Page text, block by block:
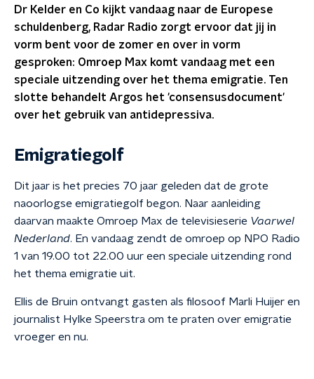
Dr Kelder en Co kijkt vandaag naar de Europese
schuldenberg, Radar Radio zorgt ervoor dat jij in
vorm bent voor de zomer en over in vorm
gesproken: Omroep Max komt vandaag met een
speciale uitzending over het thema emigratie. Ten
slotte behandelt Argos het 'consensusdocument'
over het gebruik van antidepressiva.
Emigratiegolf
Dit jaar is het precies 70 jaar geleden dat de grote
naoorlogse emigratiegolf begon. Naar aanleiding
daarvan maakte Omroep Max de televisieserie Vaarwel
Nederland. En vandaag zendt de omroep op NPO Radio
1 van 19.00 tot 22.00 uur een speciale uitzending rond
het thema emigratie uit.
Ellis de Bruin ontvangt gasten als filosoof Marli Huijer en
journalist Hylke Speerstra om te praten over emigratie
vroeger en nu.